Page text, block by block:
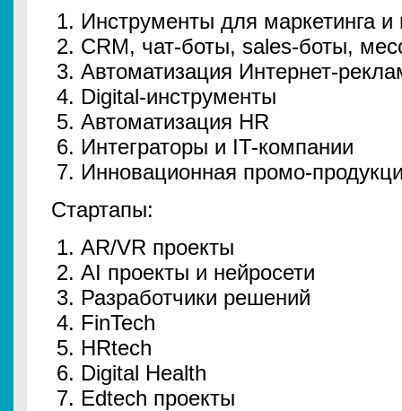
Инструменты для маркетинга и
CRM, чат-боты, sales-боты,
Автоматизация Интернет-
Digital-инструменты
Автоматизация HR
Интеграторы и IT-компании
Инновационная промо-
Стартапы:
AR/VR проекты
AI проекты и нейросети
Разработчики решений
FinTech
HRtech
Digital Health
Edtech проекты